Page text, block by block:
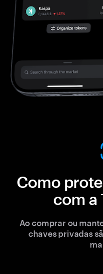
Como
com a
Ao comprar ou
chaves privadas